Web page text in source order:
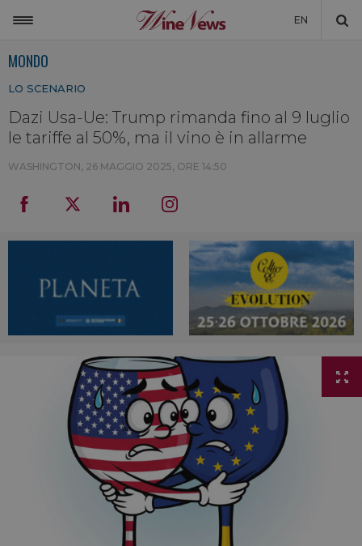
EN
NON SOLO VINO
WINENEWS TV
MONDO
LO SCENARIO
Dazi Usa-Ue: Trump rimanda fino al 9 luglio
le tariffe al 50%, ma il vino è in allarme
WASHINGTON, 26 MAGGIO 2025, ORE 14:50